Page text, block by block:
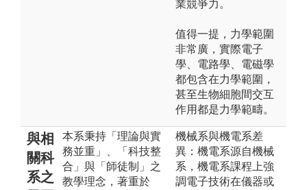
業競爭力。
值得一提，力學範圍
非常廣，實際電子
學、電路學、電磁學
都包含在力學範圍，
甚至生物細胞間交互
作用都是力學範疇。
與相
關科
系之
本系秉持「理論與實
務並重」、「科技整
合」與「師徒制」之
教學理念，著重於
機械系與機電系差
異：機電系源自機械
系，機電系課程上強
調電子技術在儀器或